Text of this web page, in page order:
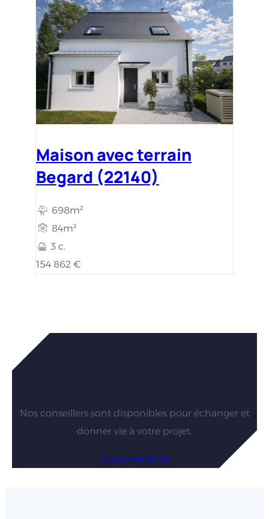
Maison avec terrain
Begard (22140)
698m²
84m²
3 c.
154 862 €
Vous êtes intéressés par nos
Nos conseillers sont disponibles pour échanger et
donner vie à votre projet.
Nous contacter